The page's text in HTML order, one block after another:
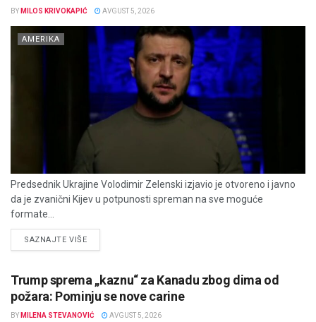
BY MILOS KRIVOKAPIĆ AVGUST 5, 2026
AMERIKA
Predsednik Ukrajine Volodimir Zelenski izjavio je otvoreno i javno
da je zvanični Kijev u potpunosti spreman na sve moguće
formate...
SAZNAJTE VIŠEDETAILS
Trump sprema „kaznu“ za Kanadu zbog dima od
požara: Pominju se nove carine
BY MILENA STEVANOVIĆ AVGUST 5, 2026